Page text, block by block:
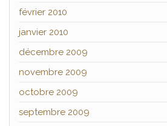
février 2010
janvier 2010
décembre 2009
novembre 2009
octobre 2009
septembre 2009